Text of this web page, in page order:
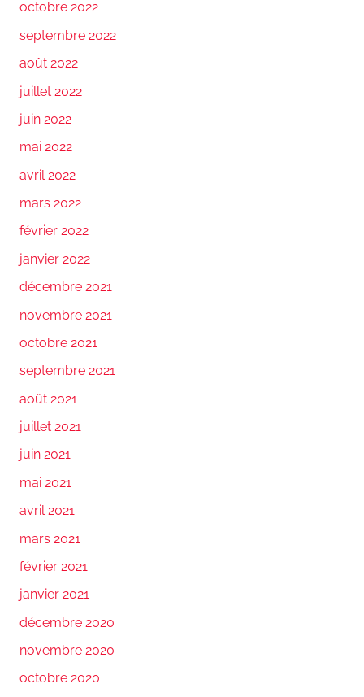
octobre 2022
septembre 2022
août 2022
juillet 2022
juin 2022
mai 2022
avril 2022
mars 2022
février 2022
janvier 2022
décembre 2021
novembre 2021
octobre 2021
septembre 2021
août 2021
juillet 2021
juin 2021
mai 2021
avril 2021
mars 2021
février 2021
janvier 2021
décembre 2020
novembre 2020
octobre 2020